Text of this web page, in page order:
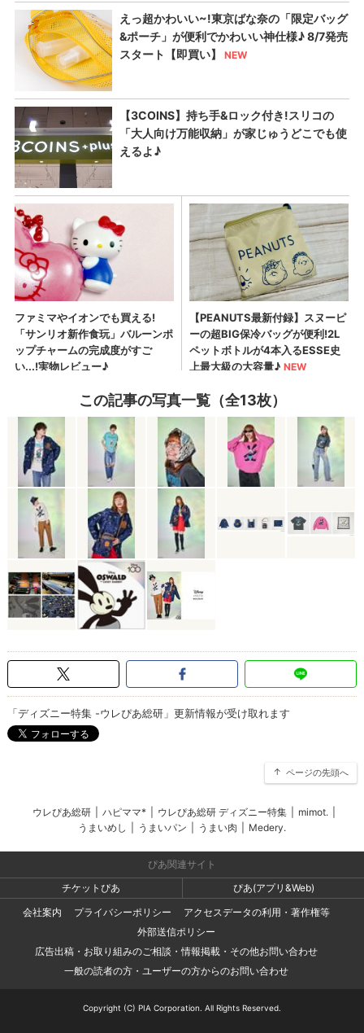
この記事の写真一覧（全13枚）
「ディズニー特集 -ウレぴあ総研」更新情報が受け取れます
ページの先頭へ
ウレぴあ総研 ハピママ* ウレぴあ総研 ディズニー特集 mimot.
うまいめし
うまいパン うまい肉 Medery.
ぴあ関連サイト
チケットぴあ
ぴあ(アプリ&Web)
会社案内
プライバシーポリシー
アクセスデータの利用・著作権等
外部送信ポリシー
広告出稿・お取り組みのご相談・情報掲載・その他お問い合わせ
一般の読者の方・ユーザーの方からのお問い合わせ
Copyright (C) PIA Corporation. All Rights Reserved.